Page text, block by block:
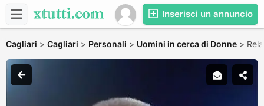
Inserisci un annuncio
Cagliari > Cagliari > Personali > Uomini in cerca di Donne >